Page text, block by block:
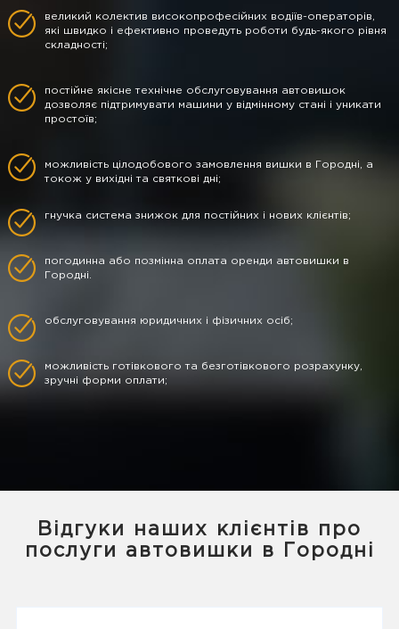
великий колектив високопрофесійних водіїв-операторів,
які швидко і ефективно проведуть роботи будь-якого рівня
складності;
постійне якісне технічне обслуговування автовишок
дозволяє підтримувати машини у відмінному стані і уникати
простоїв;
можливість цілодобового замовлення вишки в Городні, а
токож у вихідні та святкові дні;
гнучка система знижок для постійних і нових клієнтів;
погодинна або позмінна оплата оренди автовишки в
Городні.
обслуговування юридичних і фізичних осіб;
можливість готівкового та безготівкового розрахунку,
зручні форми оплати;
Відгуки наших клієнтів про
послуги автовишки в Городні